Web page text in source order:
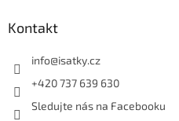
Kontakt
info@isatky.cz
+420 737 639 630
Sledujte nás na Facebooku